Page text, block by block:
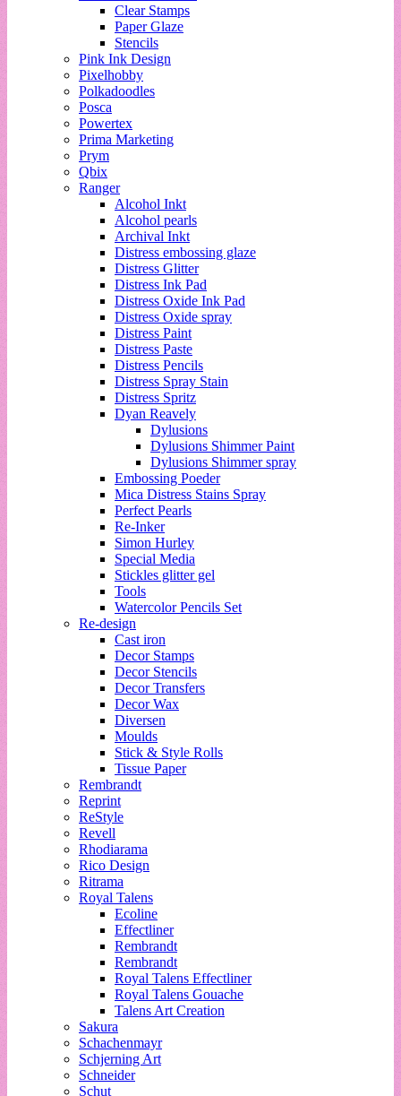
Clear Stamps
Paper Glaze
Stencils
Pink Ink Design
Pixelhobby
Polkadoodles
Posca
Powertex
Prima Marketing
Prym
Qbix
Ranger
Alcohol Inkt
Alcohol pearls
Archival Inkt
Distress embossing glaze
Distress Glitter
Distress Ink Pad
Distress Oxide Ink Pad
Distress Oxide spray
Distress Paint
Distress Paste
Distress Pencils
Distress Spray Stain
Distress Spritz
Dyan Reavely
Dylusions
Dylusions Shimmer Paint
Dylusions Shimmer spray
Embossing Poeder
Mica Distress Stains Spray
Perfect Pearls
Re-Inker
Simon Hurley
Special Media
Stickles glitter gel
Tools
Watercolor Pencils Set
Re-design
Cast iron
Decor Stamps
Decor Stencils
Decor Transfers
Decor Wax
Diversen
Moulds
Stick & Style Rolls
Tissue Paper
Rembrandt
Reprint
ReStyle
Revell
Rhodiarama
Rico Design
Ritrama
Royal Talens
Ecoline
Effectliner
Rembrandt
Rembrandt
Royal Talens Effectliner
Royal Talens Gouache
Talens Art Creation
Sakura
Schachenmayr
Schjerning Art
Schneider
Schut